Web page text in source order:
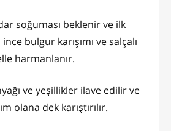
soğuması beklenir ve ilk
bulgur karışımı ve salçalı
harmanlanır.
ve yeşillikler ilave edilir ve
olana dek karıştırılır.